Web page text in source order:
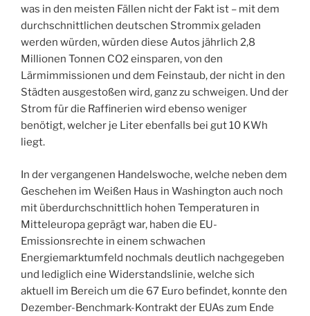
was in den meisten Fällen nicht der Fakt ist – mit dem
durchschnittlichen deutschen Strommix geladen
werden würden, würden diese Autos jährlich 2,8
Millionen Tonnen CO2 einsparen, von den
Lärmimmissionen und dem Feinstaub, der nicht in den
Städten ausgestoßen wird, ganz zu schweigen. Und der
Strom für die Raffinerien wird ebenso weniger
benötigt, welcher je Liter ebenfalls bei gut 10 KWh
liegt.
In der vergangenen Handelswoche, welche neben dem
Geschehen im Weißen Haus in Washington auch noch
mit überdurchschnittlich hohen Temperaturen in
Mitteleuropa geprägt war, haben die EU-
Emissionsrechte in einem schwachen
Energiemarktumfeld nochmals deutlich nachgegeben
und lediglich eine Widerstandslinie, welche sich
aktuell im Bereich um die 67 Euro befindet, konnte den
Dezember-Benchmark-Kontrakt der EUAs zum Ende